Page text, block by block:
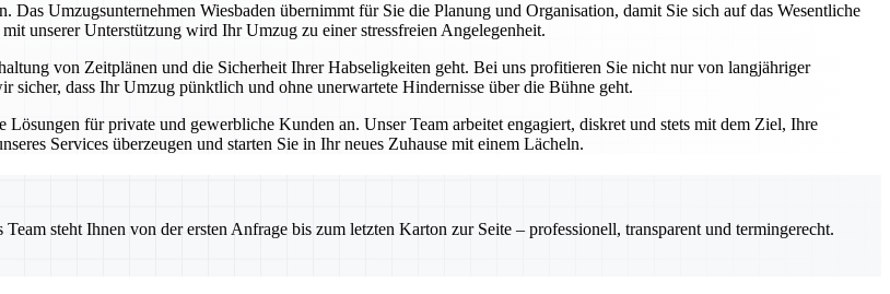
Umzugsunternehmen Wiesbaden übernimmt für Sie die Planung und Organisation, damit Sie sich auf das Wesentliche
unserer Unterstützung wird Ihr Umzug zu einer stressfreien Angelegenheit.
von Zeitplänen und die Sicherheit Ihrer Habseligkeiten geht. Bei uns profitieren Sie nicht nur von langjähriger
dass Ihr Umzug pünktlich und ohne unerwartete Hindernisse über die Bühne geht.
für private und gewerbliche Kunden an. Unser Team arbeitet engagiert, diskret und stets mit dem Ziel, Ihre
Services überzeugen und starten Sie in Ihr neues Zuhause mit einem Lächeln.
steht Ihnen von der ersten Anfrage bis zum letzten Karton zur Seite – professionell, transparent und termingerecht.